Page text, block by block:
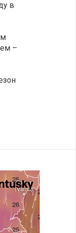
в
–